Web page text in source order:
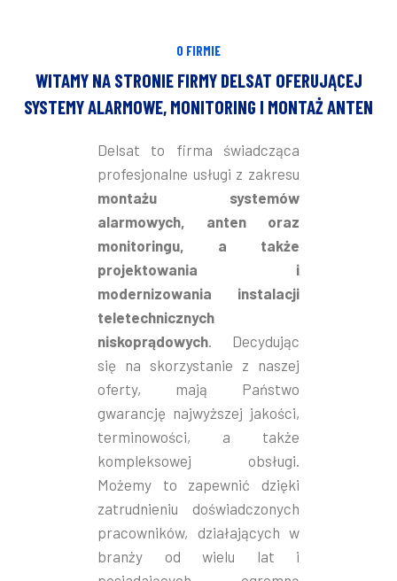
O FIRMIE
WITAMY NA STRONIE FIRMY DELSAT OFERUJĄCEJ
SYSTEMY ALARMOWE, MONITORING I MONTAŻ ANTEN
Delsat to firma świadcząca
profesjonalne usługi z zakresu
montażu systemów
alarmowych, anten oraz
monitoringu, a także
projektowania i
modernizowania instalacji
teletechnicznych
niskoprądowych . Decydując
się na skorzystanie z naszej
oferty, mają Państwo
gwarancję najwyższej jakości,
terminowości, a także
kompleksowej obsługi.
Możemy to zapewnić dzięki
zatrudnieniu doświadczonych
pracowników, działających w
branży od wielu lat i